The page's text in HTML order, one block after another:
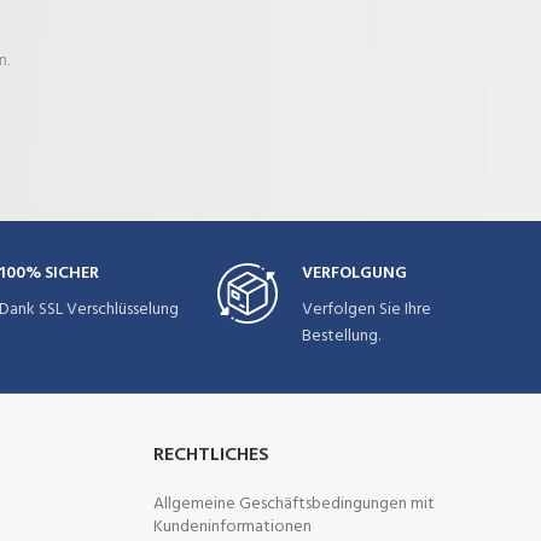
100% SICHER
Dank SSL Verschlüsselung
VERFOLGUNG
Verfolgen Sie Ihre
Bestellung.
RECHTLICHES
Allgemeine Geschäftsbedingungen mit
Kundeninformationen